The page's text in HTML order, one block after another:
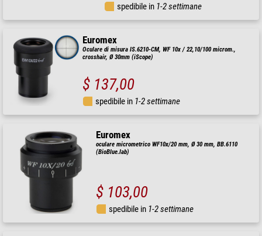
spedibile in 1-2 settimane
Euromex
Oculare di misura IS.6210-CM, WF 10x / 22,10/100 microm.,
crosshair, Ø 30mm (iScope)
$ 137,00
spedibile in 1-2 settimane
Euromex
oculare micrometrico WF10x/20 mm, Ø 30 mm, BB.6110
(BioBlue.lab)
$ 103,00
spedibile in 1-2 settimane